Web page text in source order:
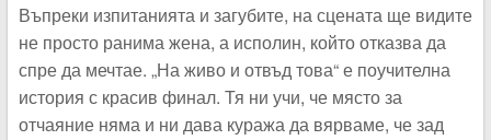
Въпреки изпитанията и загубите, на сцената ще видите
не просто ранима жена, а исполин, който отказва да
спре да мечтае. „На живо и отвъд това“ е поучителна
история с красив финал. Тя ни учи, че място за
отчаяние няма и ни дава куража да вярваме, че зад